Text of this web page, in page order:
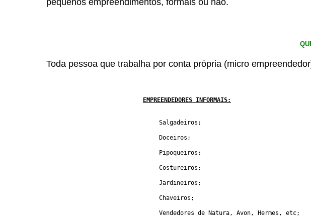
pequenos empreendimentos, formais ou não.
Toda pessoa que trabalha por conta própria (micro
EMPREENDEDORES INFORMAIS:
				Salgadeiros;
				Doceiros;
				Pipoqueiros;
				Costureiros;
				Jardineiros;
				Chaveiros;
				Vendedores de Natura, Avon, Hermes, etc;